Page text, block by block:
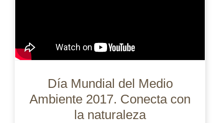
Día Mundial del Medio
Ambiente 2017. Conecta con
la naturaleza